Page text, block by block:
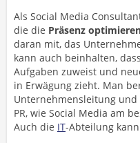
Als Social Media
die die Präsenz
daran mit, das
kann auch beinhalten,
Aufgaben zuweist und
in Erwägung zieht. Man
Unternehmensleitung
PR, wie Social Media am
Auch die IT-Abteilung